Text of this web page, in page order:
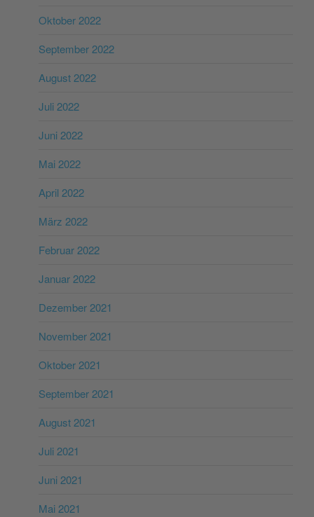
Oktober 2022
September 2022
August 2022
Juli 2022
Juni 2022
Mai 2022
April 2022
März 2022
Februar 2022
Januar 2022
Dezember 2021
November 2021
Oktober 2021
September 2021
August 2021
Juli 2021
Juni 2021
Mai 2021